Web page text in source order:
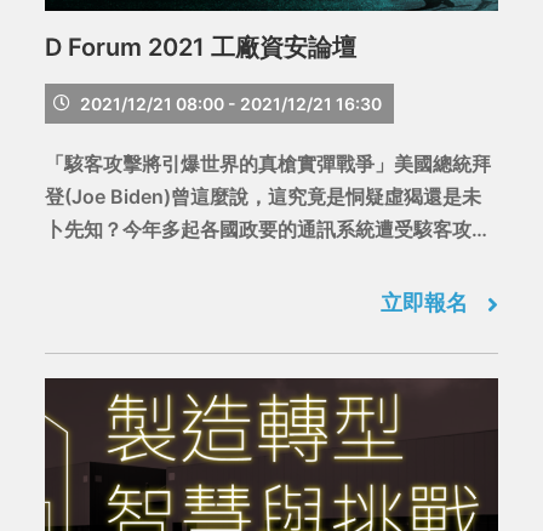
D Forum 2021 工廠資安論壇
2021/12/21 08:00 - 2021/12/21 16:30
「駭客攻擊將引爆世界的真槍實彈戰爭」美國總統拜
登(Joe Biden)曾這麼說，這究竟是恫疑虛猲還是未
卜先知？今年多起各國政要的通訊系統遭受駭客攻
控，引起國際媒體關注，竟連安全性極佳的Apple產
對於資安問題更是不容忽視，除了政府推動的資安即
國安策略，企業又該如何迎擊比COVID-19還高深莫
測的駭客?
立即報名